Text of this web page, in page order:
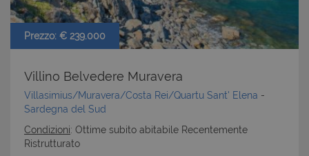
Prezzo: € 239.000
Villino Belvedere Muravera
Villasimius/Muravera/Costa Rei/Quartu Sant' Elena -
Sardegna del Sud
Condizioni: Ottime subito abitabile Recentemente
Ristrutturato
cookie strettamente necessari.
Nome
Provider/Dominio
Scadenza
PHP.net
Sessione